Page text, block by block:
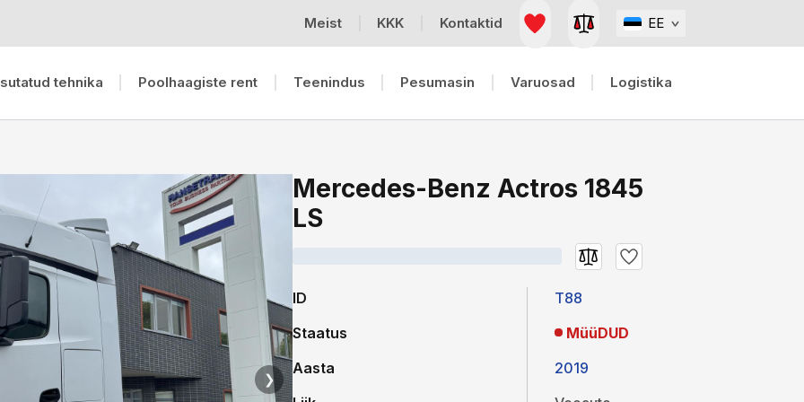
Meist KKK Kontaktid EE
tehnika Poolhaagiste rent Teenindus Pesumasin Varuosad Logistika
❯
Mercedes-Benz Actros 1845
LS
ID
Staatus
Aasta
T88
MüüDUD
2019